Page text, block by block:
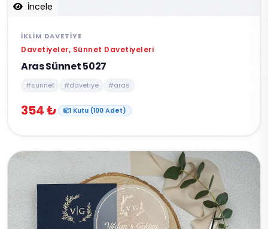
İncele
İKLIM DAVETIYE
Davetiyeler, Sünnet Davetiyeleri
Aras Sünnet 5027
#sünnet #davetiye #aras
354 ₺ 1 Kutu (100 Adet)